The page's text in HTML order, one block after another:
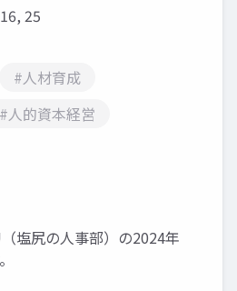
25
#人材育成
#人的資本経営
塩尻の人事部）の2024年